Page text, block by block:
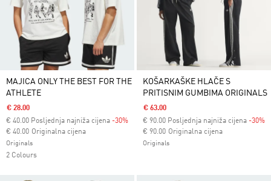
MAJICA ONLY THE BEST FOR THE
ATHLETE
€ 28.00
€ 40.00 Posljednja najniža cijena -30%
Originalna cijena
Cijena umanjena od
€ 40.00za
Originals
2 Colours
KOŠARKAŠKE HLAČE S
PRITISNIM GUMBIMA ORIGINALS
€ 63.00
€ 90.00 Posljednja najniža cijena -30%
Originalna cijena
Cijena umanjena od
€ 90.00za
Originals